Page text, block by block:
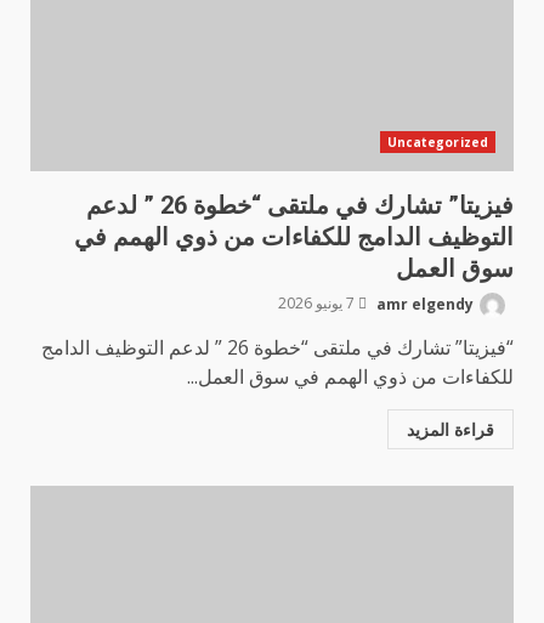
Uncategorized
فيزيتا” تشارك في ملتقى “خطوة 26 ” لدعم
التوظيف الدامج للكفاءات من ذوي الهمم في
سوق العمل
“فيزيتا” تشارك في ملتقى “خطوة 26 ” لدعم التوظيف الدامج
للكفاءات من ذوي الهمم في سوق العمل...
قراءة المزيد